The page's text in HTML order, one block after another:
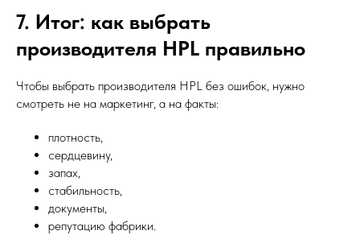
7. Итог: как выбрать
производителя HPL правильно
Чтобы выбрать производителя HPL без ошибок, нужно
смотреть не на маркетинг, а на факты:
плотность,
сердцевину,
запах,
стабильность,
документы,
репутацию фабрики.